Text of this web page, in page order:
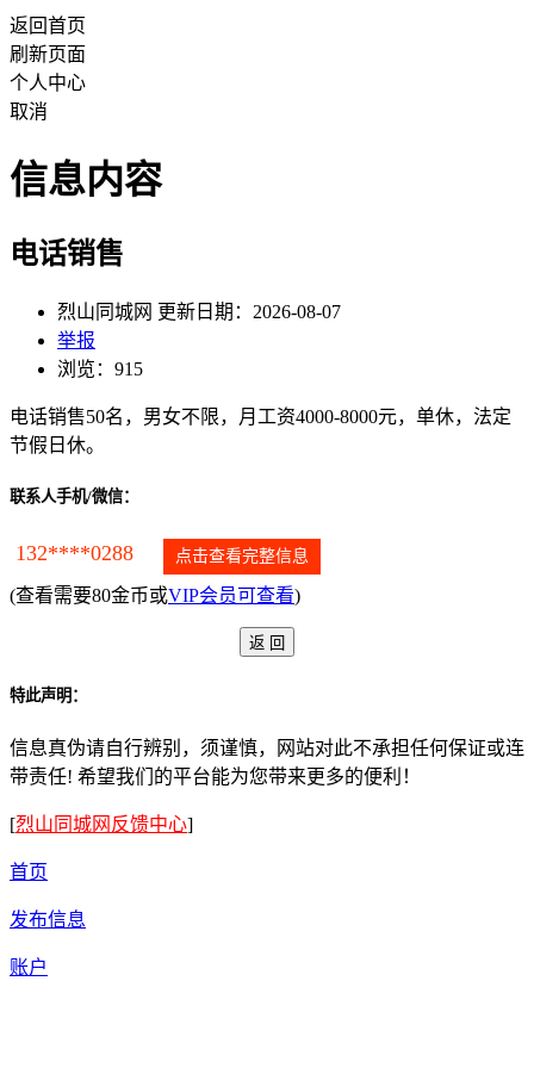
返回首页
刷新页面
个人中心
取消
信息内容
电话销售
烈山同城网 更新日期：2026-08-07
举报
浏览：915
电话销售50名，男女不限，月工资4000-8000元，单休，法定
节假日休。
联系人手机/微信：
132****0288 点击查看完整信息
(查看需要80金币或VIP会员可查看)
特此声明：
信息真伪请自行辨别，须谨慎，网站对此不承担任何保证或连
带责任! 希望我们的平台能为您带来更多的便利！
[烈山同城网反馈中心]
首页
发布信息
账户